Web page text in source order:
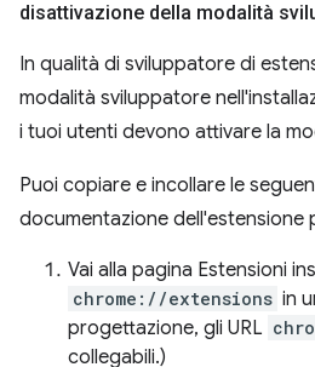
disattivazione della modalità
In qualità di sviluppatore di
modalità sviluppatore
i tuoi utenti devono attivare la
Puoi copiare e incollare le
documentazione dell'estensione
Vai alla pagina Estensioni
chrome://extensions in
progettazione, gli URL
collegabili.)